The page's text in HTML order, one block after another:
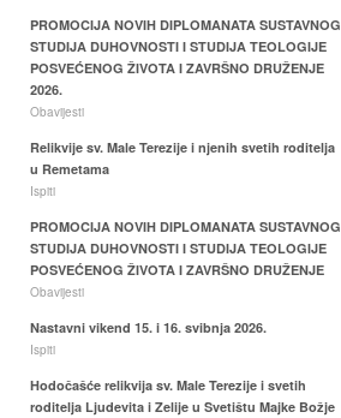
PROMOCIJA NOVIH DIPLOMANATA SUSTAVNOG
STUDIJA DUHOVNOSTI I STUDIJA TEOLOGIJE
POSVEĆENOG ŽIVOTA I ZAVRŠNO DRUŽENJE
2026.
Obavijesti
Relikvije sv. Male Terezije i njenih svetih roditelja
u Remetama
Ispiti
PROMOCIJA NOVIH DIPLOMANATA SUSTAVNOG
STUDIJA DUHOVNOSTI I STUDIJA TEOLOGIJE
POSVEĆENOG ŽIVOTA I ZAVRŠNO DRUŽENJE
Obavijesti
Nastavni vikend 15. i 16. svibnja 2026.
Ispiti
Hodočašće relikvija sv. Male Terezije i svetih
roditelja Ljudevita i Zelije u Svetištu Majke Božje